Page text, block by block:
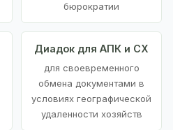
бюрократии
Диадок для АПК и СХ
для своевременного
обмена документами в
условиях географической
удаленности хозяйств